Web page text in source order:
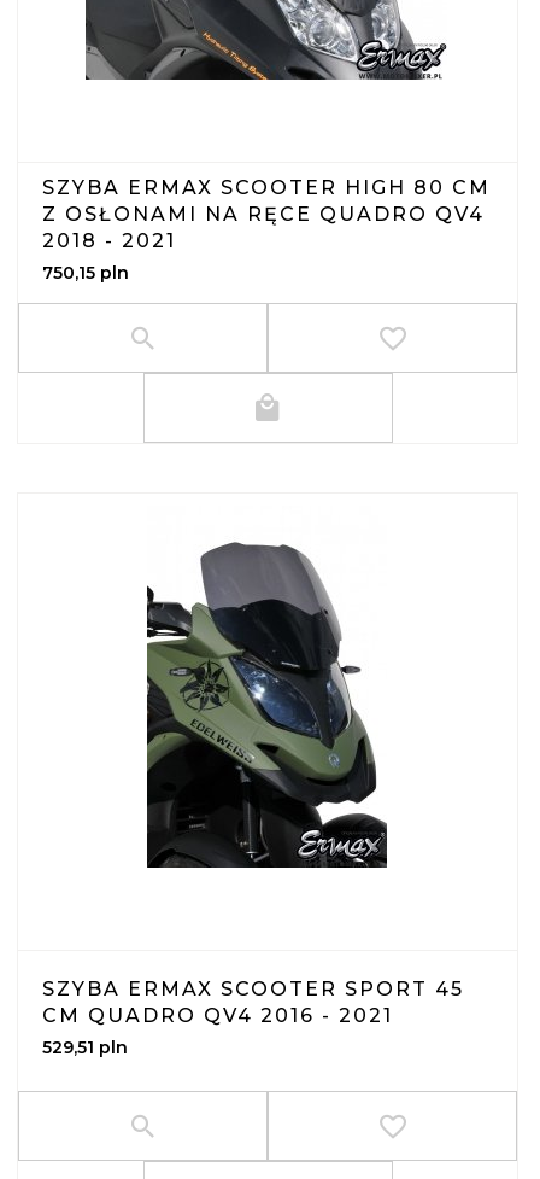
SZYBA ERMAX SCOOTER HIGH 80 CM
Z OSŁONAMI NA RĘCE QUADRO QV4
2018 - 2021
750,15 pln
SZYBA ERMAX SCOOTER SPORT 45
CM QUADRO QV4 2016 - 2021
529,51 pln